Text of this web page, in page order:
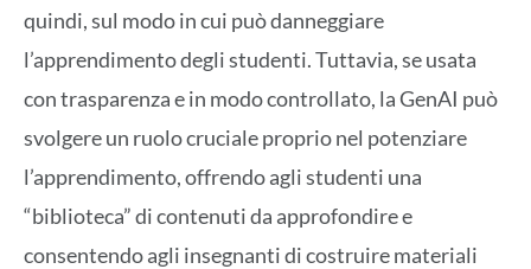
quindi, sul modo in cui può danneggiare
l’apprendimento degli studenti. Tuttavia, se usata
con trasparenza e in modo controllato, la GenAI può
svolgere un ruolo cruciale proprio nel potenziare
l’apprendimento, offrendo agli studenti una
“biblioteca” di contenuti da approfondire e
consentendo agli insegnanti di costruire materiali